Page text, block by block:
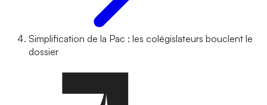
Simplification de la Pac : les colégislateurs bouclent le
dossier